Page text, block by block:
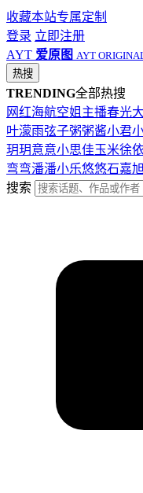
收藏本站专属定制
登录 立即注册
AYT 爱原图 AYT
热搜
TRENDING全部热搜
网红海航空姐 主播春光
叶濛雨弦子粥粥酱小君
玥玥意意小思佳玉米徐
弯弯潘潘小乐悠悠石嘉
搜索